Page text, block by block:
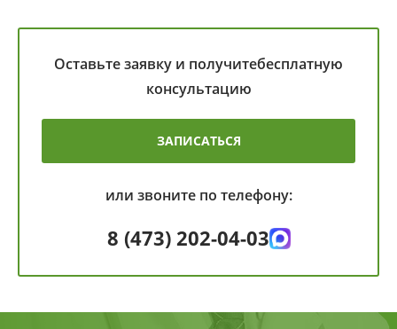
Оставьте заявку и получитебесплатную
консультацию
ЗАПИСАТЬСЯ
или звоните по телефону:
8 (473) 202-04-03